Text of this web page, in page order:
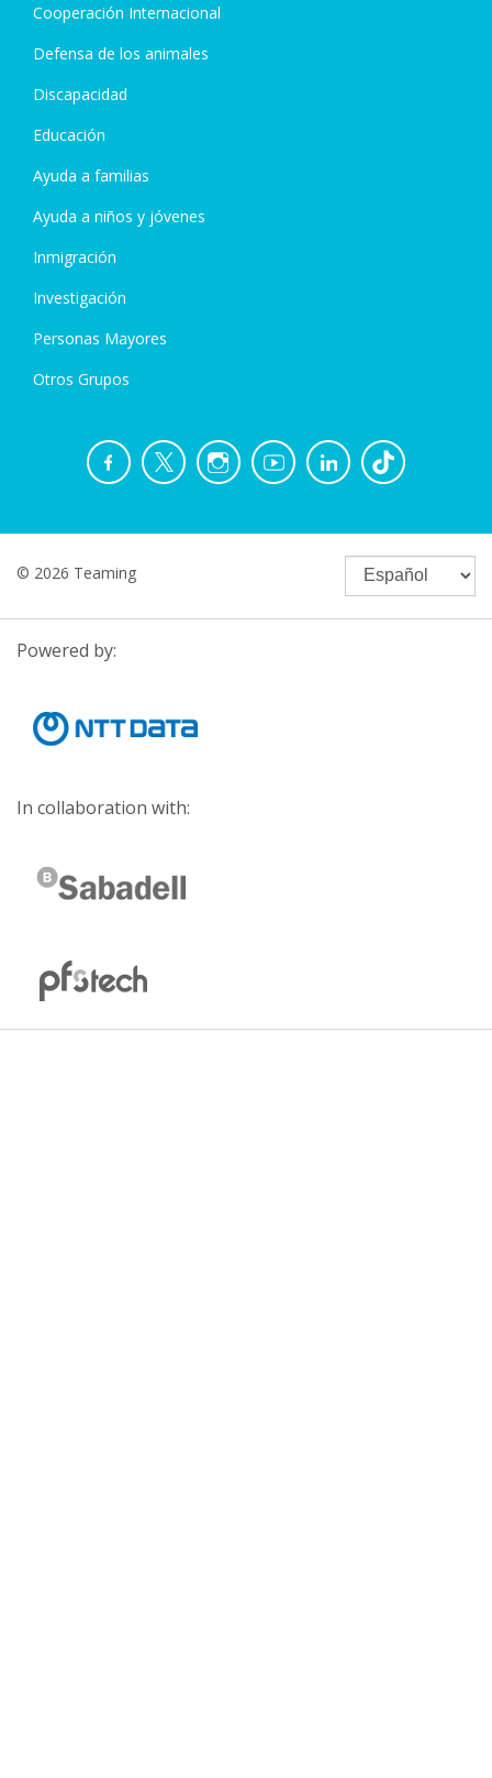
Cooperación Internacional
Defensa de los animales
Discapacidad
Educación
Ayuda a familias
Ayuda a niños y jóvenes
Inmigración
Investigación
Personas Mayores
Otros Grupos
© 2026 Teaming
Powered by:
In collaboration with: